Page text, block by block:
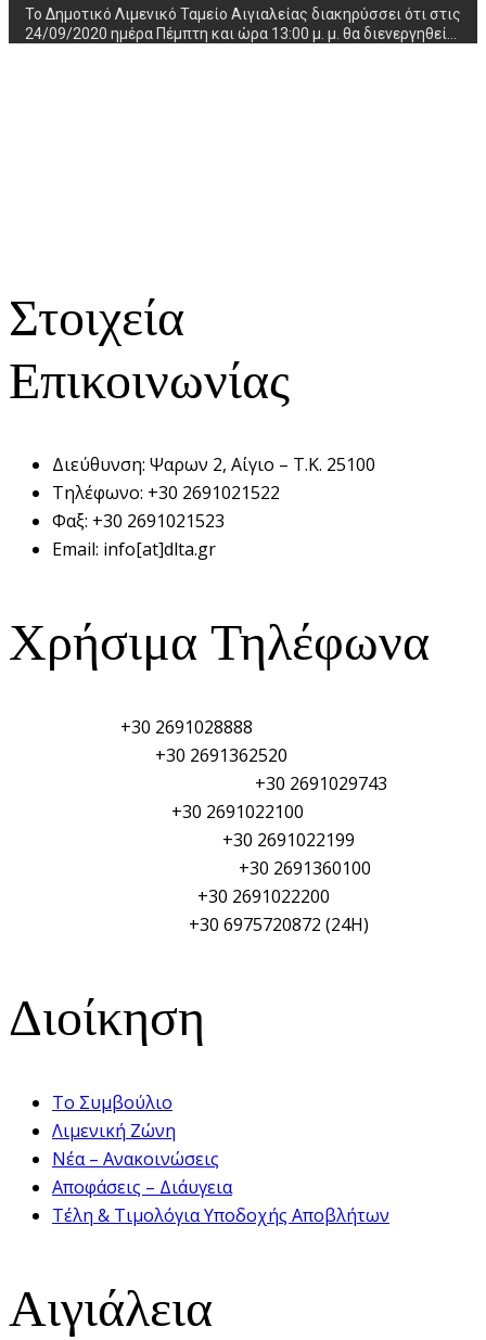
Το Δημοτικό Λιμενικό Ταμείο Αιγιαλείας διακηρύσσει ότι στις
24/09/2020 ημέρα Πέμπτη και ώρα 13:00 μ. μ. θα διενεργηθεί…
Στοιχεία
Επικοινωνίας
Διεύθυνση: Ψαρων 2, Αίγιο – Τ.Κ. 25100
Τηλέφωνο: +30 2691021522
Φαξ: +30 2691021523
Email: info[at]dlta.gr
Χρήσιμα Τηλέφωνα
+30 2691028888
+30 2691362520
+30 2691029743
+30 2691022100
+30 2691022199
+30 2691360100
+30 2691022200
+30 6975720872 (24H)
Διοίκηση
Το Συμβούλιο
Λιμενική Ζώνη
Νέα – Ανακοινώσεις
Αποφάσεις – Διάυγεια
Τέλη & Τιμολόγια Υποδοχής Αποβλήτων
Αιγιάλεια